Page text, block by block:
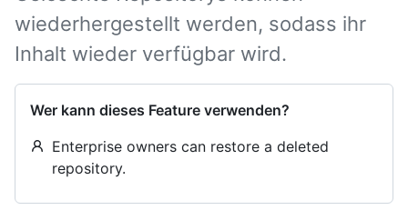
wiederhergestellt werden, sodass ihr
Inhalt wieder verfügbar wird.
Wer kann dieses Feature verwenden?
Enterprise owners can restore a deleted
repository.